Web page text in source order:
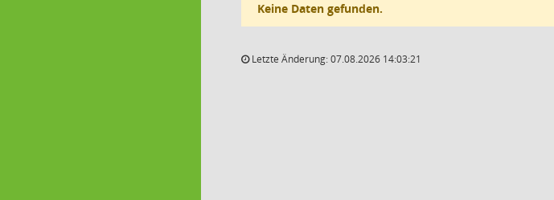
Keine Daten gefunden.
Letzte Änderung: 07.08.2026 14:03:21